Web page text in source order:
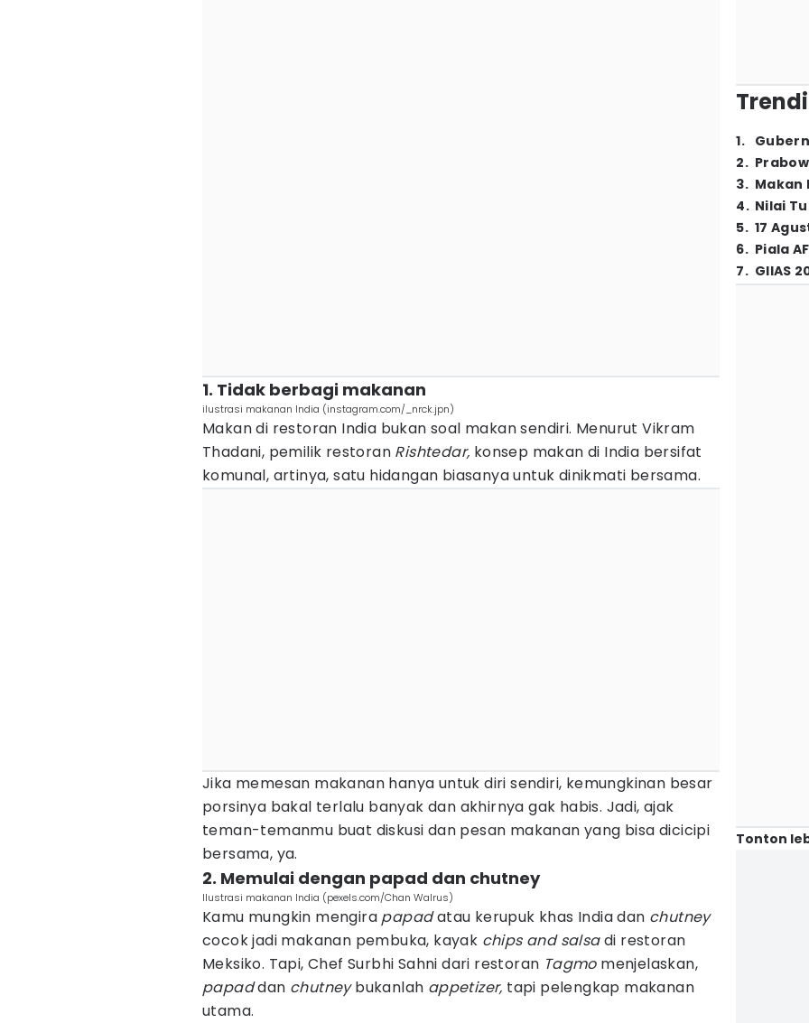
1. Tidak berbagi makanan
ilustrasi makanan India (instagram.com/_nrck.jpn)
Makan di restoran India bukan soal makan sendiri. Menurut Vikram
Thadani, pemilik restoran Rishtedar, konsep makan di India bersifat
komunal, artinya, satu hidangan biasanya untuk dinikmati bersama.
Jika memesan makanan hanya untuk diri sendiri, kemungkinan besar
porsinya bakal terlalu banyak dan akhirnya gak habis. Jadi, ajak
teman-temanmu buat diskusi dan pesan makanan yang bisa dicicipi
bersama, ya.
2. Memulai dengan papad dan chutney
Ilustrasi makanan India (pexels.com/Chan Walrus)
Kamu mungkin mengira papadatau kerupuk khas India dan chutney
cocok jadi makanan pembuka, kayak chips and salsadi restoran
Meksiko. Tapi, Chef Surbhi Sahni dari restoran Tagmomenjelaskan,
papaddan chutneybukanlah appetizer, tapi pelengkap makanan
utama.
1.
2.
3. Makan
4. Nilai
5. 17
6. Piala
7. GIIAS
Tonton